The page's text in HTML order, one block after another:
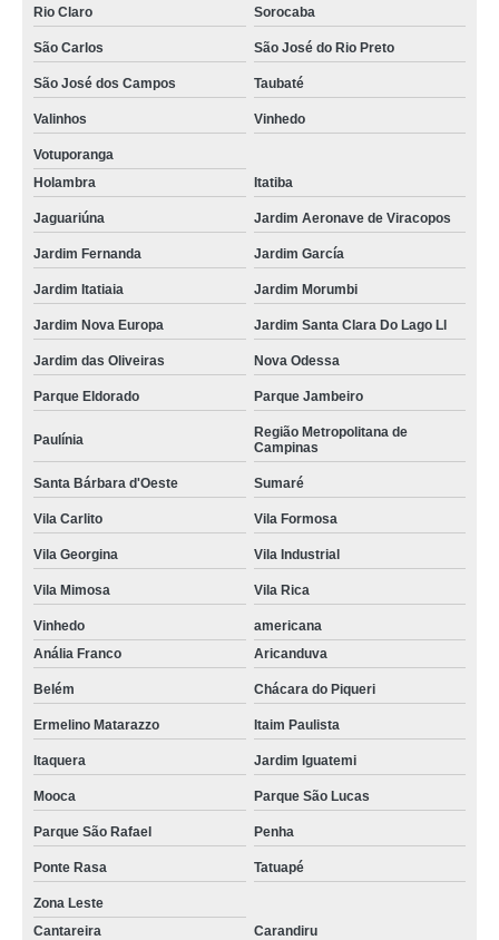
Rio Claro Sorocaba
São Carlos São José do Rio Preto
São José dos Campos Taubaté
Valinhos Vinhedo
Votuporanga
Holambra
Itatiba
Jaguariúna Jardim Aeronave de Viracopos
Jardim Fernanda Jardim García
Jardim Itatiaia Jardim Morumbi
Jardim Nova Europa Jardim Santa Clara Do Lago Ll
Jardim das Oliveiras Nova Odessa
Parque Eldorado Parque Jambeiro
Paulínia
Região Metropolitana de
Campinas
Santa Bárbara d'Oeste Sumaré
Vila Carlito Vila Formosa
Vila Georgina Vila Industrial
Vila Mimosa Vila Rica
Vinhedo
americana
Anália Franco
Aricanduva
Belém Chácara do Piqueri
Ermelino Matarazzo Itaim Paulista
Itaquera Jardim Iguatemi
Mooca Parque São Lucas
Parque São Rafael Penha
Ponte Rasa Tatuapé
Zona Leste
Cantareira
Carandiru